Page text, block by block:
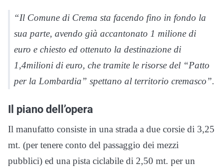
“Il Comune di Crema sta facendo fino in fondo la
sua parte, avendo già accantonato 1 milione di
euro e chiesto ed ottenuto la destinazione di
1,4milioni di euro, che tramite le risorse del “Patto
per la Lombardia” spettano al territorio cremasco”.
Il piano dell’opera
Il manufatto consiste in una strada a due corsie di 3,25
mt. (per tenere conto del passaggio dei mezzi
pubblici) ed una pista ciclabile di 2,50 mt. per un